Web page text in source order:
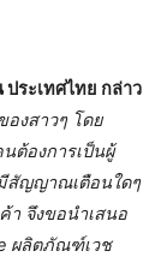
ระเทศไทย กล่าว
งสาวๆ โดย
ต้องการเป็นผู้
สัญญาณเตือนใดๆ
า จึงขอนำเสนอ
ผลิตภัณฑ์เวช